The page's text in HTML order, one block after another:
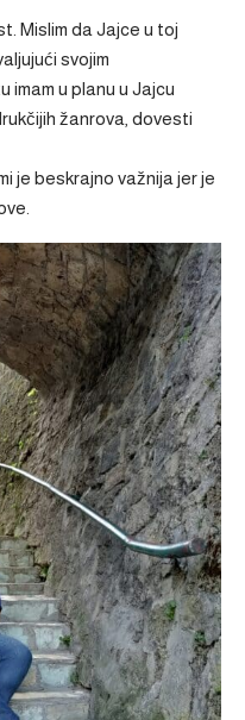
Mislim da Jajce u toj
svojim
imam u planu u Jajcu
žanrova, dovesti
je beskrajno važnija jer je